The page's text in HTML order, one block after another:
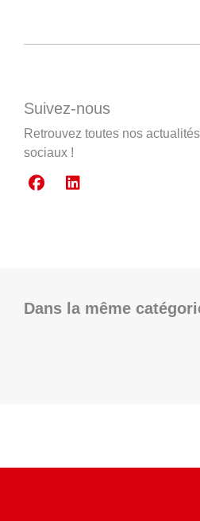
Suivez-nous
Retrouvez toutes nos
sociaux !
Dans la même